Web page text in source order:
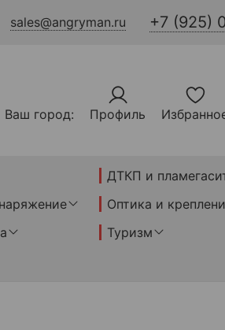
sales@angryman.ru +7 (925)
Ваш город: Профиль
ДТКП и
Оптика и
Туризм